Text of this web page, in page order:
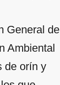
General de
Ambiental
de orín y